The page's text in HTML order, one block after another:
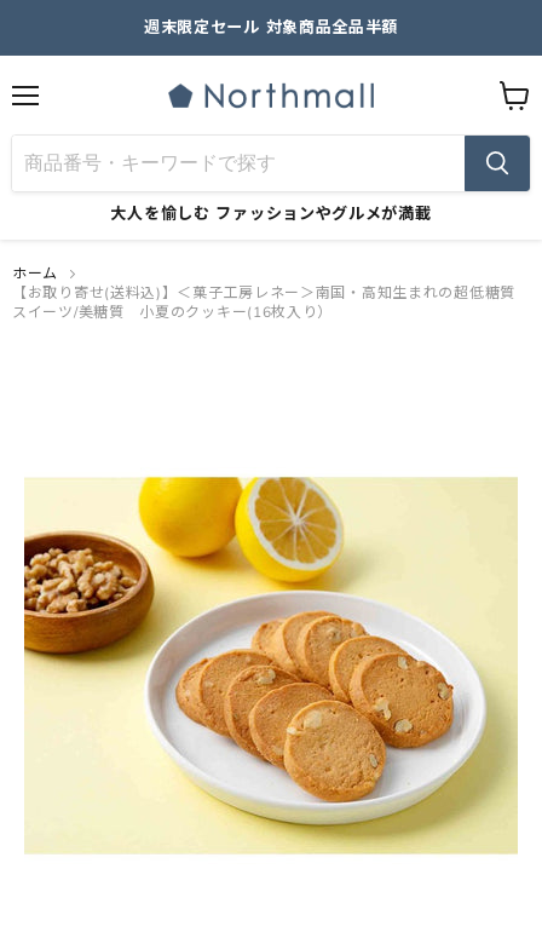
週末限定セール 対象商品全品半額
メ
ニ
ュ
ー
大人を愉しむ ファッションやグルメが満載
ー
ト
を
ホーム
【お取り寄せ(送料込)】＜菓子工房レネー＞南国・高知生まれの超低糖質
スイーツ/美糖質 小夏のクッキー(16枚入り）